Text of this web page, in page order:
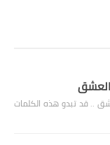
.. قد تبدو هذه الكلمات